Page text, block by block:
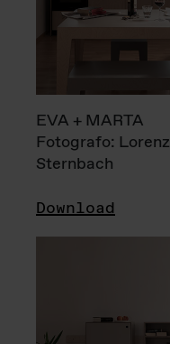
EVA + MARTA
Fotografo: Lorenz
Sternbach
Download